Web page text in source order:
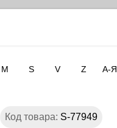
M S V Z А-Я
Код товара: S-77949